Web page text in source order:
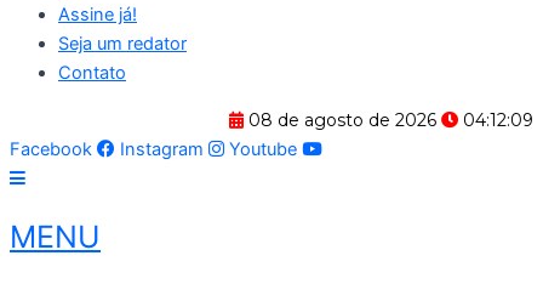
Assine já!
Seja um redator
Contato
08 de agosto de 2026
04:12:09
Facebook
Instagram Youtube
MENU